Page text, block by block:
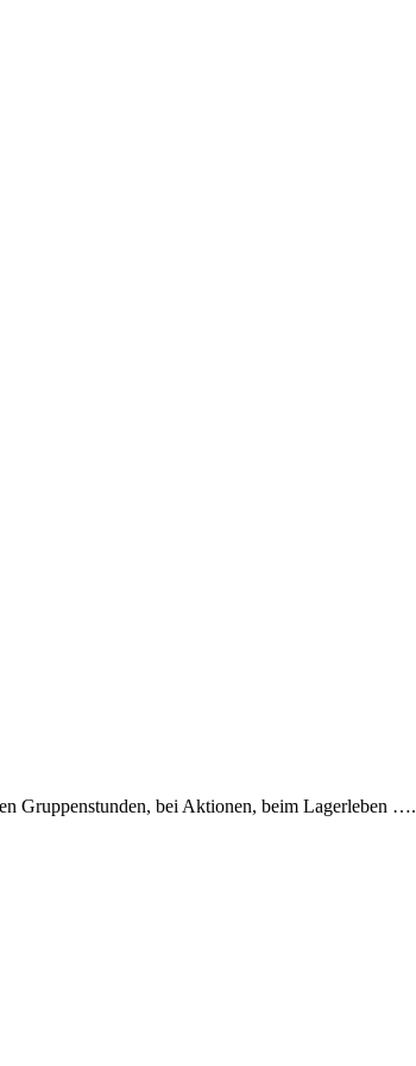
Gruppenstunden, bei Aktionen, beim Lagerleben ….